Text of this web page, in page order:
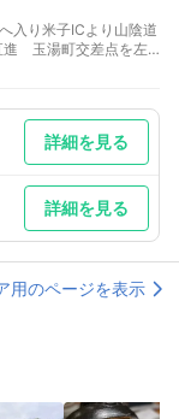
入り米子ICより山陰道
進 玉湯町交差点を左
江駅
合JCTから米子IC乗換
湯町交差点を左折 車
絡バスにて25分ＪＲ
へ入り旅館街の奥へ。
詳細を見る
詳細を見る
用のページを表示